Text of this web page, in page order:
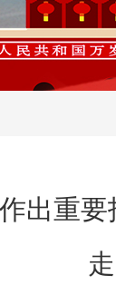
出重